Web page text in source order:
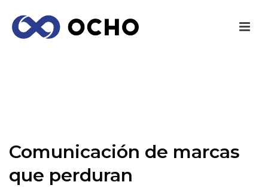
Comunicación de marcas
que perduran